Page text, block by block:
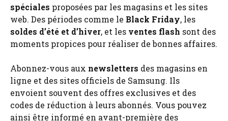
spéciales proposées par les magasins et les sites
web. Des périodes comme le Black Friday, les
soldes d’été et d’hiver, et les ventes flash sont des
moments propices pour réaliser de bonnes affaires.
Abonnez-vous aux newsletters des magasins en
ligne et des sites officiels de Samsung. Ils
envoient souvent des offres exclusives et des
codes de réduction à leurs abonnés. Vous pouvez
ainsi être informé en avant-première des